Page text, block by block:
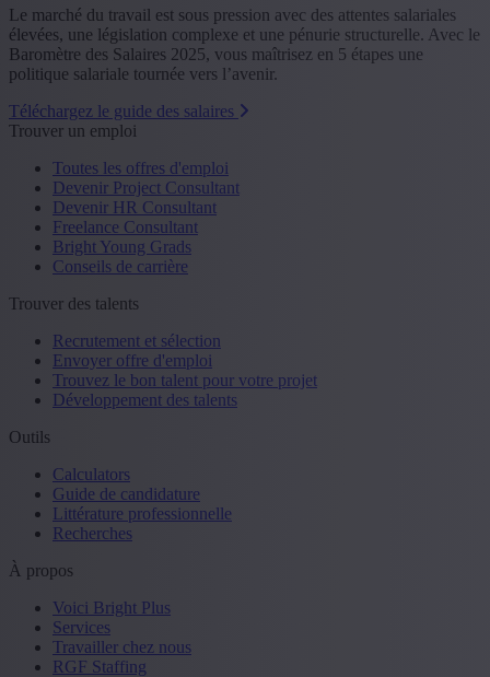
Le marché du travail est sous pression avec des attentes salariales
élevées, une législation complexe et une pénurie structurelle. Avec le
Baromètre des Salaires 2025, vous maîtrisez en 5 étapes une
politique salariale tournée vers l’avenir.
Téléchargez le guide des salaires
Trouver un emploi
Toutes les offres d'emploi
Devenir Project Consultant
Devenir HR Consultant
Freelance Consultant
Bright Young Grads
Conseils de carrière
Trouver des talents
Recrutement et sélection
Envoyer offre d'emploi
Trouvez le bon talent pour votre projet
Développement des talents
Outils
Calculators
Guide de candidature
Littérature professionnelle
Recherches
À propos
Voici Bright Plus
Services
Travailler chez nous
RGF Staffing